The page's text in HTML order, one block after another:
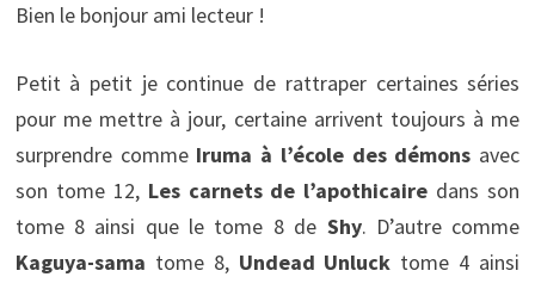
Bien le bonjour ami lecteur !
Petit à petit je continue de rattraper certaines séries
pour me mettre à jour, certaine arrivent toujours à me
surprendre comme Iruma à l’école des démons avec
son tome 12,Les carnets de l’apothicaire dans son
tome 8 ainsi que le tome 8 de Shy. D’autre comme
Kaguya-sama tome 8, Undead Unluck tome 4 ainsi